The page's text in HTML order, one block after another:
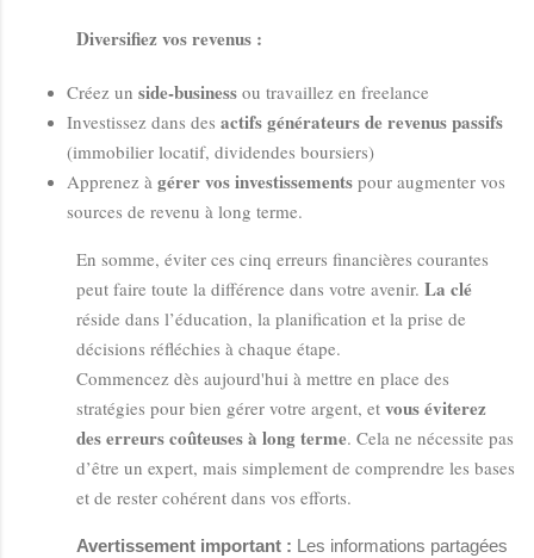
Diversifiez vos revenus :
Créez un side-business ou travaillez en freelance
Investissez dans des actifs générateurs de revenus passifs
(immobilier locatif, dividendes boursiers)
Apprenez à gérer vos investissements pour augmenter vos
sources de revenu à long terme.
En somme, éviter ces cinq erreurs financières courantes
peut faire toute la différence dans votre avenir. La clé
réside dans l’éducation, la planification et la prise de
décisions réfléchies à chaque étape.
Commencez dès aujourd'hui à mettre en place des
stratégies pour bien gérer votre argent, et vous éviterez
des erreurs coûteuses à long terme. Cela ne nécessite pas
d’être un expert, mais simplement de comprendre les bases
et de rester cohérent dans vos efforts.
Avertissement important : Les informations partagées